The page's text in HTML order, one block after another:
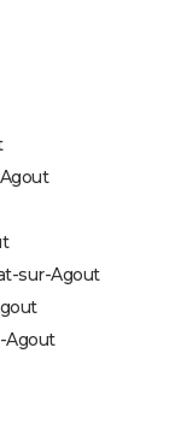
sur-Agout
Agout